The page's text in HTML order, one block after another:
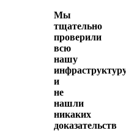
Мы
тщательно
проверили
всю
нашу
и
не
нашли
никаких
доказательств